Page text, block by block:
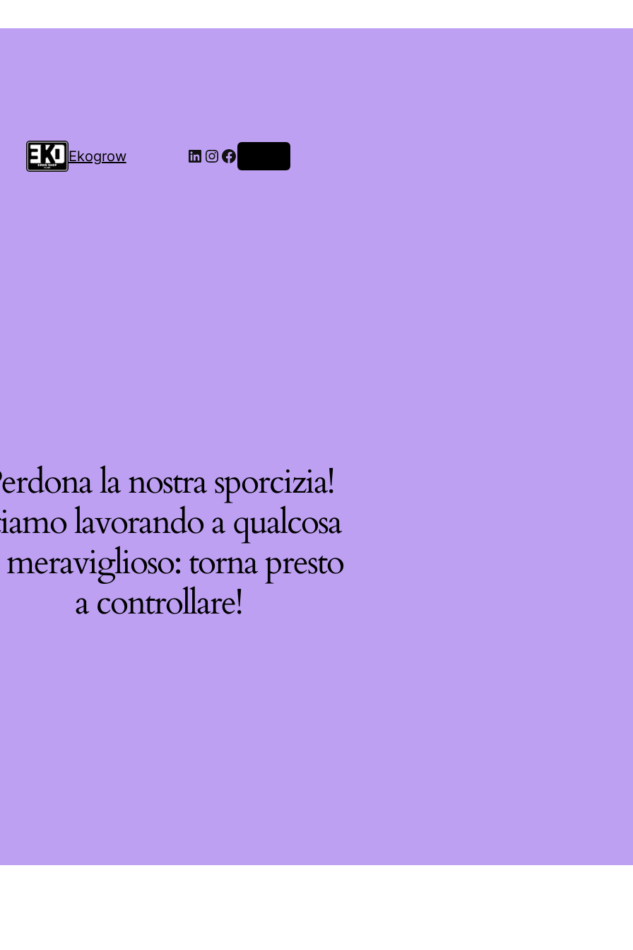
Ekogrow
la nostra sporcizia!
lavorando a qualcosa
torna presto
a controllare!